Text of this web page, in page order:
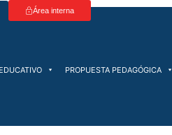
Área interna
PROPUESTA PEDAGÓGICA